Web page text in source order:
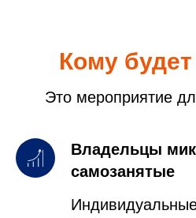
Кому
Это мероприятие
Владельцы
самозанятые